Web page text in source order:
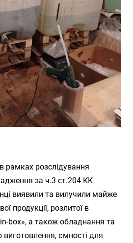
рамках розслідування
за ч.3 ст.204 КК
виявили та вилучили майже
продукції, розлитої в
box», а також обладнання та
виготовлення, ємності для